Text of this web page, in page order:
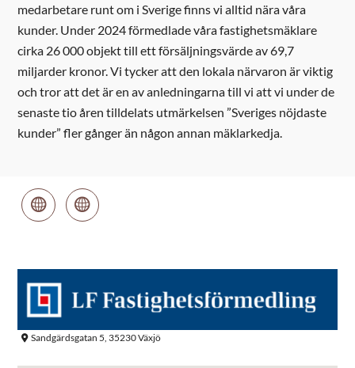
medarbetare runt om i Sverige finns vi alltid nära våra
kunder. Under 2024 förmedlade våra fastighetsmäklare
cirka 26 000 objekt till ett försäljningsvärde av 69,7
miljarder kronor. Vi tycker att den lokala närvaron är viktig
och tror att det är en av anledningarna till vi att vi under de
senaste tio åren tilldelats utmärkelsen ”Sveriges nöjdaste
kunder” fler gånger än någon annan mäklarkedja.
Sandgärdsgatan 5, 35230 Växjö